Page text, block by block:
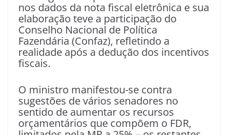
nos dados da nota fiscal eletrônica e sua
elaboração teve a participação do
Conselho Nacional de Política
Fazendária (Confaz), refletindo a
realidade após a dedução dos incentivos
fiscais.
O ministro manifestou-se contra
sugestões de vários senadores no
sentido de aumentar os recursos
orçamentários que compõem o FDR,